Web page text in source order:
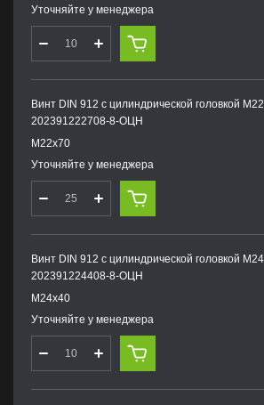
Уточняйте у менеджера
Винт DIN 912 с цилиндрической головкой
202391222708-8-ОЦН
М22х70
Уточняйте у менеджера
Винт DIN 912 с цилиндрической головкой
202391224408-8-ОЦН
М24х40
Уточняйте у менеджера